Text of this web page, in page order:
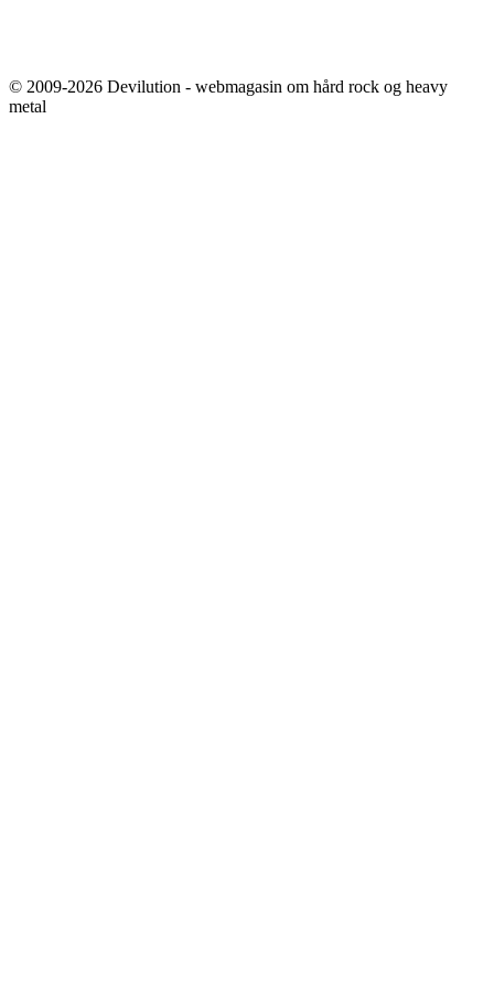
© 2009-2026 Devilution - webmagasin om hård rock og heavy
metal